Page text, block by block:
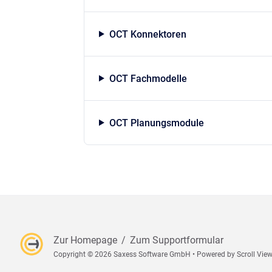
OCT Konnektoren
OCT Fachmodelle
OCT Planungsmodule
Zur Homepage / Zum Supportformular
Copyright © 2026 Saxess Software GmbH • Powered by Scroll